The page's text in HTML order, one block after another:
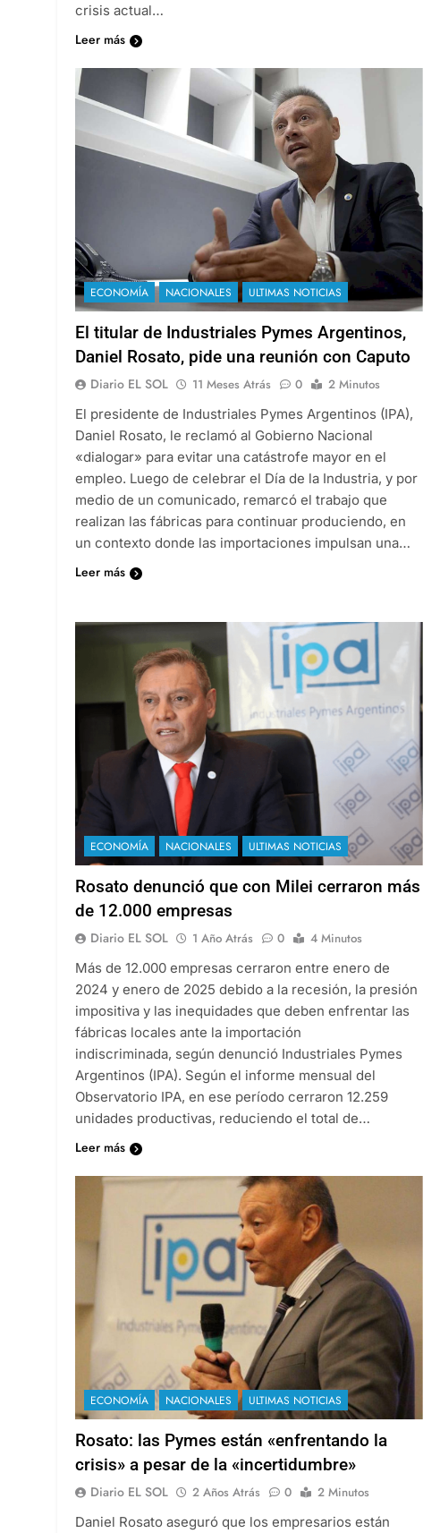
crisis actual…
Leer más
ECONOMÍA NACIONALES ULTIMAS NOTICIAS
El titular de Industriales Pymes Argentinos,
Daniel Rosato, pide una reunión con Caputo
Diario EL SOL 11 Meses Atrás 0
2 Minutos
El presidente de Industriales Pymes Argentinos (IPA),
Daniel Rosato, le reclamó al Gobierno Nacional
«dialogar» para evitar una catástrofe mayor en el
empleo. Luego de celebrar el Día de la Industria, y por
medio de un comunicado, remarcó el trabajo que
realizan las fábricas para continuar produciendo, en
un contexto donde las importaciones impulsan una…
Leer más
ECONOMÍA NACIONALES ULTIMAS NOTICIAS
Rosato denunció que con Milei cerraron más
de 12.000 empresas
Diario EL SOL 1 Año Atrás 0
4 Minutos
Más de 12.000 empresas cerraron entre enero de
2024 y enero de 2025 debido a la recesión, la presión
impositiva y las inequidades que deben enfrentar las
fábricas locales ante la importación
indiscriminada, según denunció Industriales Pymes
Argentinos (IPA). Según el informe mensual del
Observatorio IPA, en ese período cerraron 12.259
unidades productivas, reduciendo el total de…
Leer más
ECONOMÍA NACIONALES ULTIMAS NOTICIAS
Rosato: las Pymes están «enfrentando la
crisis» a pesar de la «incertidumbre»
Diario EL SOL 2 Años Atrás 0
2 Minutos
Daniel Rosato aseguró que los empresarios están